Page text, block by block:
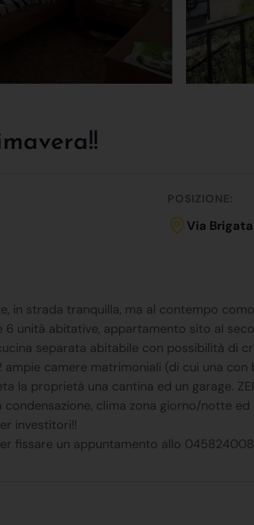
POSIZIONE:
Via
in strada tranquilla, ma al contempo
6 unità abitative, appartamento sito al
separata abitabile con possibilità di
camere matrimoniali (di cui una con
proprietà una cantina ed un garage.
condensazione, clima zona giorno/notte
investitori!!
fissare un appuntamento allo